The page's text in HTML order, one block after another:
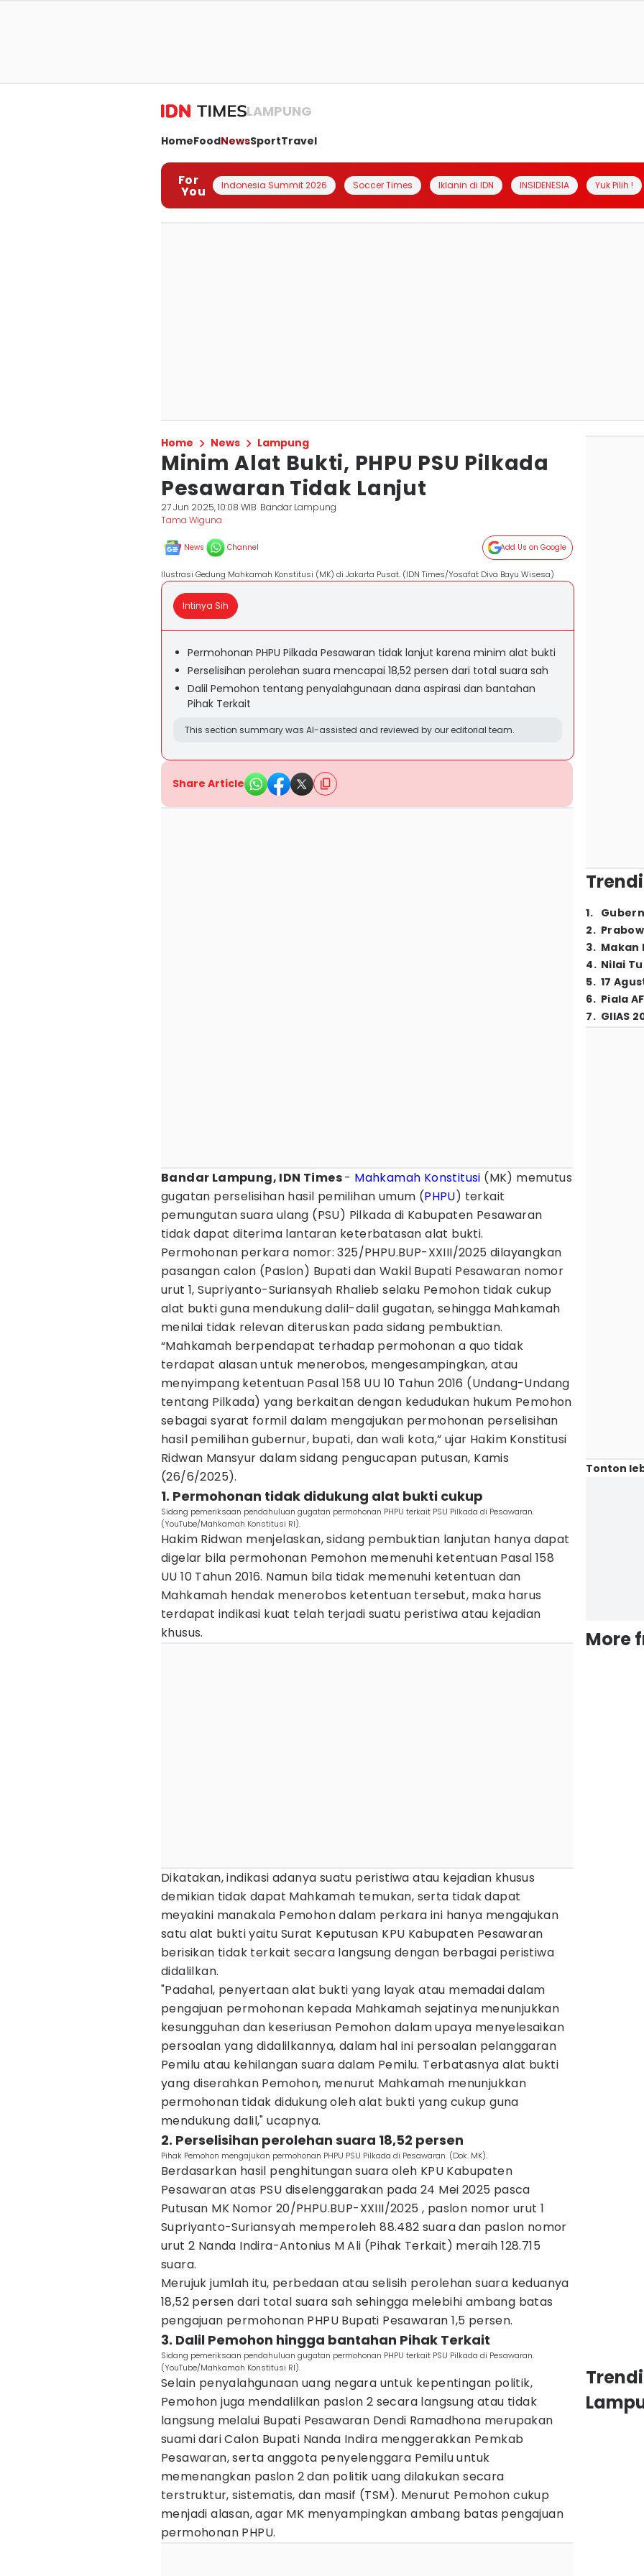
LAMPUNG
HomeFoodNewsSportTravel
For
You Indonesia Summit 2026 Soccer Times Iklanin di IDN INSIDENESIA Yuk Pilih !
Home News Lampung
Minim Alat Bukti, PHPU PSU Pilkada
Pesawaran Tidak Lanjut
27 Jun 2025, 10:08 WIB Bandar Lampung
Tama Wiguna
News Channel Add Us on Google
Ilustrasi Gedung Mahkamah Konstitusi (MK) di Jakarta Pusat. (IDN Times/Yosafat Diva Bayu Wisesa)
Intinya Sih
Permohonan PHPU Pilkada Pesawaran tidak lanjut karena minim alat bukti
Perselisihan perolehan suara mencapai 18,52 persen dari total suara sah
Dalil Pemohon tentang penyalahgunaan dana aspirasi dan bantahan
Pihak Terkait
This section summary was AI-assisted and reviewed by our editorial team.
Share Article
Bandar Lampung, IDN Times- Mahkamah Konstitusi (MK) memutus
gugatan perselisihan hasil pemilihan umum (PHPU) terkait
pemungutan suara ulang (PSU) Pilkada di Kabupaten Pesawaran
tidak dapat diterima lantaran keterbatasan alat bukti.
Permohonan perkara nomor: 325/PHPU.BUP-XXIII/2025 dilayangkan
pasangan calon (Paslon) Bupati dan Wakil Bupati Pesawaran nomor
urut 1, Supriyanto-Suriansyah Rhalieb selaku Pemohon tidak cukup
alat bukti guna mendukung dalil-dalil gugatan, sehingga Mahkamah
menilai tidak relevan diteruskan pada sidang pembuktian.
“Mahkamah berpendapat terhadap permohonan a quo tidak
terdapat alasan untuk menerobos, mengesampingkan, atau
menyimpang ketentuan Pasal 158 UU 10 Tahun 2016 (Undang-Undang
tentang Pilkada) yang berkaitan dengan kedudukan hukum Pemohon
sebagai syarat formil dalam mengajukan permohonan perselisihan
hasil pemilihan gubernur, bupati, dan wali kota,” ujar Hakim Konstitusi
Ridwan Mansyur dalam sidang pengucapan putusan, Kamis
(26/6/2025).
1. Permohonan tidak didukung alat bukti cukup
Sidang pemeriksaan pendahuluan gugatan permohonan PHPU terkait PSU Pilkada di Pesawaran.
(YouTube/Mahkamah Konstitusi RI).
Hakim Ridwan menjelaskan, sidang pembuktian lanjutan hanya dapat
digelar bila permohonan Pemohon memenuhi ketentuan Pasal 158
UU 10 Tahun 2016. Namun bila tidak memenuhi ketentuan dan
Mahkamah hendak menerobos ketentuan tersebut, maka harus
terdapat indikasi kuat telah terjadi suatu peristiwa atau kejadian
khusus.
Dikatakan, indikasi adanya suatu peristiwa atau kejadian khusus
demikian tidak dapat Mahkamah temukan, serta tidak dapat
meyakini manakala Pemohon dalam perkara ini hanya mengajukan
satu alat bukti yaitu Surat Keputusan KPU Kabupaten Pesawaran
berisikan tidak terkait secara langsung dengan berbagai peristiwa
didalilkan.
"Padahal, penyertaan alat bukti yang layak atau memadai dalam
pengajuan permohonan kepada Mahkamah sejatinya menunjukkan
kesungguhan dan keseriusan Pemohon dalam upaya menyelesaikan
persoalan yang didalilkannya, dalam hal ini persoalan pelanggaran
Pemilu atau kehilangan suara dalam Pemilu. Terbatasnya alat bukti
yang diserahkan Pemohon, menurut Mahkamah menunjukkan
permohonan tidak didukung oleh alat bukti yang cukup guna
mendukung dalil," ucapnya.
2. Perselisihan perolehan suara 18,52 persen
Pihak Pemohon mengajukan permohonan PHPU PSU Pilkada di Pesawaran. (Dok. MK).
Berdasarkan hasil penghitungan suara oleh KPU Kabupaten
Pesawaran atas PSU diselenggarakan pada 24 Mei 2025 pasca
Putusan MK Nomor 20/PHPU.BUP-XXIII/2025 , paslon nomor urut 1
Supriyanto-Suriansyah memperoleh 88.482 suara dan paslon nomor
urut 2 Nanda Indira-Antonius M Ali (Pihak Terkait) meraih 128.715
suara.
Merujuk jumlah itu, perbedaan atau selisih perolehan suara keduanya
18,52 persen dari total suara sah sehingga melebihi ambang batas
pengajuan permohonan PHPU Bupati Pesawaran 1,5 persen.
3. Dalil Pemohon hingga bantahan Pihak Terkait
Sidang pemeriksaan pendahuluan gugatan permohonan PHPU terkait PSU Pilkada di Pesawaran.
(YouTube/Mahkamah Konstitusi RI).
Selain penyalahgunaan uang negara untuk kepentingan politik,
Pemohon juga mendalilkan paslon 2 secara langsung atau tidak
langsung melalui Bupati Pesawaran Dendi Ramadhona merupakan
suami dari Calon Bupati Nanda Indira menggerakkan Pemkab
Pesawaran, serta anggota penyelenggara Pemilu untuk
memenangkan paslon 2 dan politik uang dilakukan secara
terstruktur, sistematis, dan masif (TSM). Menurut Pemohon cukup
menjadi alasan, agar MK menyampingkan ambang batas pengajuan
permohonan PHPU.
1.
2.
3. Makan
4. Nilai
5. 17
6. Piala
7. GIIAS
Tonton
More